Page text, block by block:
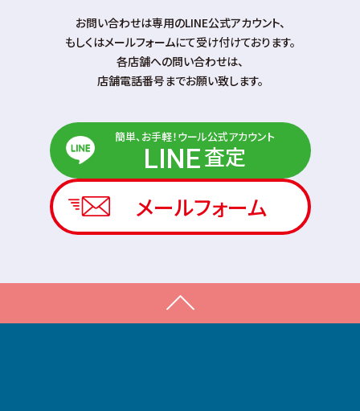
お問い合わせは専⽤のLINE公式アカウント、
もしくはメールフォームにて受け付けております。
各店舗への問い合わせは、
店舗電話番号までお願い致します。
簡単、お手軽！ウール公式アカウント
LINE査定
メールフォーム